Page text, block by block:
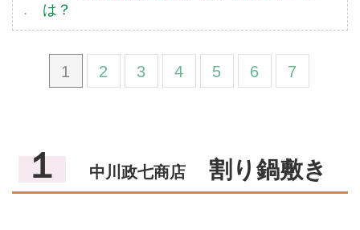
は？
1 2 3 4 5 6 7
１ 中川政七商店割り鍋敷き